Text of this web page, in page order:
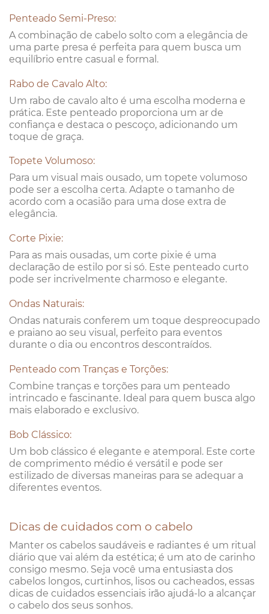
Penteado Semi-Preso:
A combinação de cabelo solto com a elegância de
uma parte presa é perfeita para quem busca um
equilíbrio entre casual e formal.
Rabo de Cavalo Alto:
Um rabo de cavalo alto é uma escolha moderna e
prática. Este penteado proporciona um ar de
confiança e destaca o pescoço, adicionando um
toque de graça.
Topete Volumoso:
Para um visual mais ousado, um topete volumoso
pode ser a escolha certa. Adapte o tamanho de
acordo com a ocasião para uma dose extra de
elegância.
Corte Pixie:
Para as mais ousadas, um corte pixie é uma
declaração de estilo por si só. Este penteado curto
pode ser incrivelmente charmoso e elegante.
Ondas Naturais:
Ondas naturais conferem um toque despreocupado
e praiano ao seu visual, perfeito para eventos
durante o dia ou encontros descontraídos.
Penteado com Tranças e Torções:
Combine tranças e torções para um penteado
intrincado e fascinante. Ideal para quem busca algo
mais elaborado e exclusivo.
Bob Clássico:
Um bob clássico é elegante e atemporal. Este corte
de comprimento médio é versátil e pode ser
estilizado de diversas maneiras para se adequar a
diferentes eventos.
Dicas de cuidados com o cabelo
Manter os cabelos saudáveis e radiantes é um ritual
diário que vai além da estética; é um ato de carinho
consigo mesmo. Seja você uma entusiasta dos
cabelos longos, curtinhos, lisos ou cacheados, essas
dicas de cuidados essenciais irão ajudá-lo a alcançar
o cabelo dos seus sonhos.